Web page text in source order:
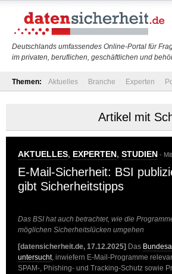
Deutschlands umfassendes Online-Portal für
im privaten, beruflichen, geschäftlichen und
Themen: Aktuelles Branche Experten
Artikel mit
AKTUELLES, EXPERTEN, STUDIEN -
E-Mail-Sicherheit: BSI
gibt Sicherheitstipps
Das BSI hat auch betrachtet, wie die
möglichen Sicherheitslücken umgehen
[datensicherheit.de, 17.12.2025] Das
untersucht, inwiefern E-Mail-Programme
SPAM-, Phishing- und Tracking-Schutz sowie